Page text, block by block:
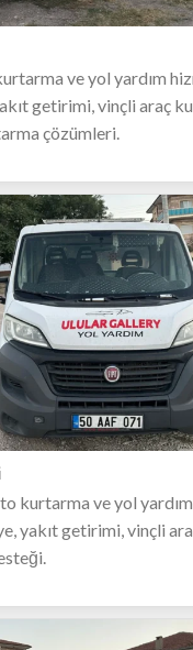
ve yol yardım
getirimi, vinçli araç
çözümleri.
kurtarma ve yol
yakıt getirimi, vinçli